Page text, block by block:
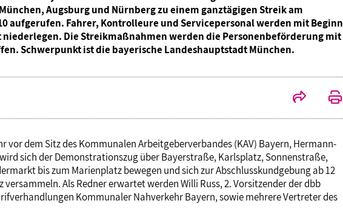
Kontakt
BAGSO
Augsburg und Nürnberg zu einem ganztägigen Streik am
aufgerufen. Fahrer, Kontrolleure und Servicepersonal werden mit Beginn
Die Streikmaßnahmen werden die Personenbeförderung mit
Schwerpunkt ist die bayerische Landeshauptstadt München.
vor dem Sitz des Kommunalen Arbeitgeberverbandes (KAV) Bayern, Hermann-
sich der Demonstrationszug über Bayerstraße, Karlsplatz, Sonnenstraße,
bis zum Marienplatz bewegen und sich zur Abschlusskundgebung ab 12
Als Redner erwartet werden Willi Russ, 2. Vorsitzender der dbb
Kommunaler Nahverkehr Bayern, sowie mehrere Vertreter des